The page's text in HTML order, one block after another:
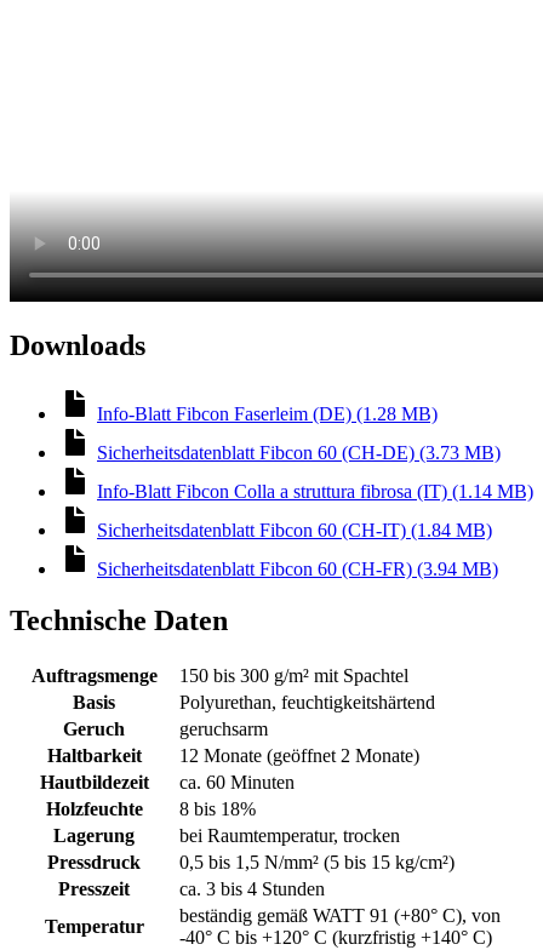
Downloads
Info-Blatt Fibcon Faserleim (DE) (1.28 MB)
Sicherheitsdatenblatt Fibcon 60 (CH-DE) (3.73 MB)
Info-Blatt Fibcon Colla a struttura fibrosa (IT) (1.14 MB)
Sicherheitsdatenblatt Fibcon 60 (CH-IT) (1.84 MB)
Sicherheitsdatenblatt Fibcon 60 (CH-FR) (3.94 MB)
Technische Daten
Auftragsmenge
150 bis 300 g/m² mit Spachtel
Basis
Polyurethan, feuchtigkeitshärtend
Geruch
geruchsarm
Haltbarkeit
12 Monate (geöffnet 2 Monate)
Hautbildezeit
ca. 60 Minuten
Holzfeuchte
8 bis 18%
Lagerung
bei Raumtemperatur, trocken
Pressdruck
0,5 bis 1,5 N/mm² (5 bis 15 kg/cm²)
Presszeit
ca. 3 bis 4 Stunden
Temperatur
beständig gemäß WATT 91 (+80° C), von
-40° C bis +120° C (kurzfristig +140° C)